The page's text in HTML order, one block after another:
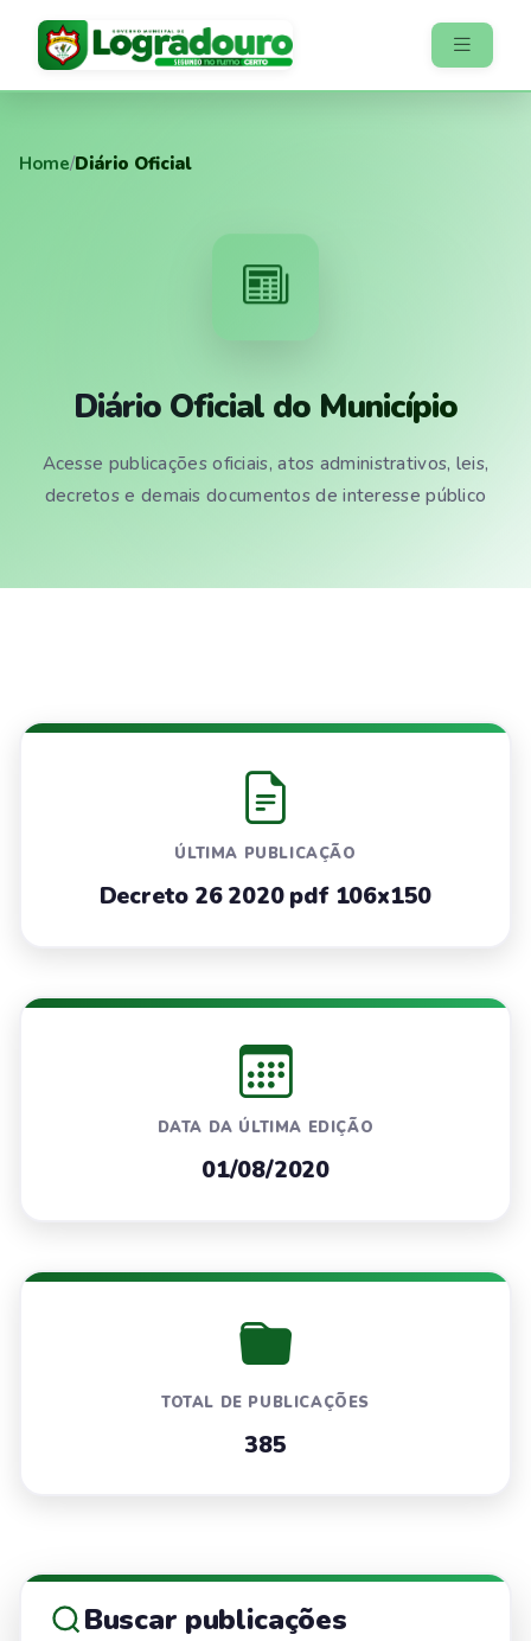
Home/Diário Oficial
Diário Oficial do Município
Acesse publicações oficiais, atos administrativos, leis,
decretos e demais documentos de interesse público
ÚLTIMA PUBLICAÇÃO
Decreto 26 2020 pdf 106x150
DATA DA ÚLTIMA EDIÇÃO
01/08/2020
TOTAL DE PUBLICAÇÕES
385
Buscar publicações